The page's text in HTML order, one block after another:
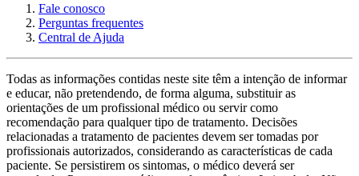
Fale conosco
Perguntas frequentes
Central de Ajuda
Todas as informações contidas neste site têm a intenção de informar
e educar, não pretendendo, de forma alguma, substituir as
orientações de um profissional médico ou servir como
recomendação para qualquer tipo de tratamento. Decisões
relacionadas a tratamento de pacientes devem ser tomadas por
profissionais autorizados, considerando as características de cada
paciente. Se persistirem os sintomas, o médico deverá ser